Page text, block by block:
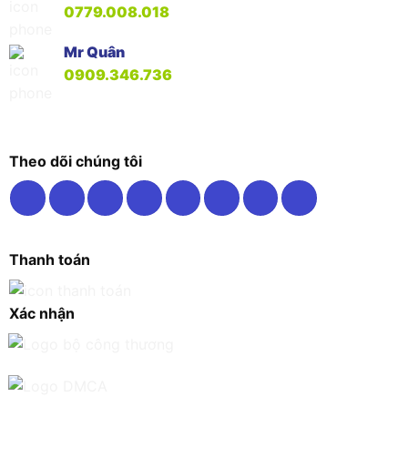
0779.008.018
Mr Quân
0909.346.736
Theo dõi chúng tôi
Thanh toán
Xác nhận